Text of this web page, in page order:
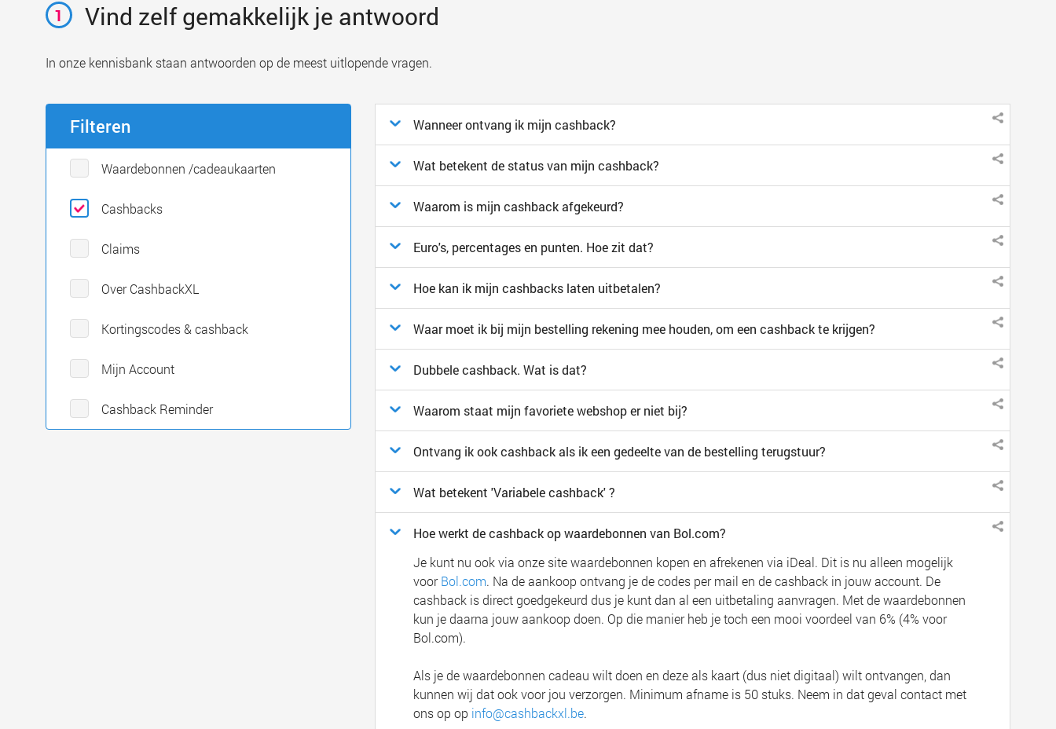
1 Vind zelf gemakkelijk je antwoord
In onze kennisbank staan antwoorden op de meest uitlopende vragen.
Filteren
Waardebonnen /cadeaukaarten
Cashbacks
Claims
Over CashbackXL
Kortingscodes & cashback
Mijn Account
Cashback Reminder
Wanneer ontvang ik mijn cashback?
Wat betekent de status van mijn cashback?
Waarom is mijn cashback afgekeurd?
Euro's, percentages en punten. Hoe zit dat?
Hoe kan ik mijn cashbacks laten uitbetalen?
Waar moet ik bij mijn bestelling rekening mee houden, om een cashback te krijgen?
Dubbele cashback. Wat is dat?
Waarom staat mijn favoriete webshop er niet bij?
Ontvang ik ook cashback als ik een gedeelte van de bestelling terugstuur?
Wat betekent 'Variabele cashback' ?
Hoe werkt de cashback op waardebonnen van Bol.com?
Je kunt nu ook via onze site waardebonnen kopen en afrekenen via iDeal. Dit is nu alleen mogelijk
voorBol.com. Na de aankoop ontvang je de codes per mail en de cashback in jouw account. De
cashback is direct goedgekeurd dus je kunt dan al een uitbetaling aanvragen. Met de waardebonnen
kun je daarna jouw aankoop doen. Op die manier heb je toch een mooi voordeel van 6% (4% voor
Bol.com).
Als je de waardebonnen cadeau wilt doen en deze als kaart (dus niet digitaal) wilt ontvangen, dan
kunnen wij dat ook voor jou verzorgen. Minimum afname is 50 stuks. Neem in dat geval contact met
ons op op info@cashbackxl.be.